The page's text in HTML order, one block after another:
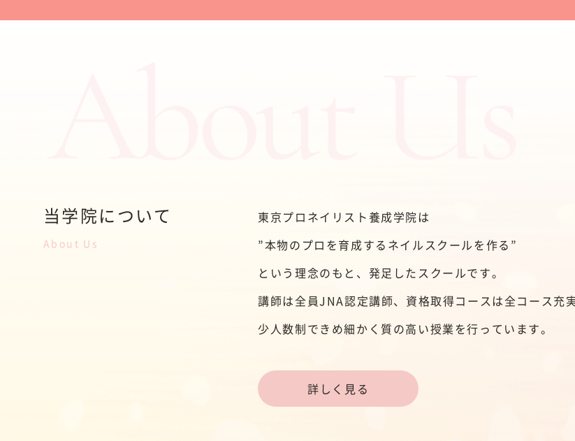
当学院について
About Us
東京プロネイリスト養成学院は
”本物のプロを育成するネイルスクールを作る”
という理念のもと、発足したスクールです。
講師は全員JNA認定講師、資格取得コースは全コース充
少人数制できめ細かく質の高い授業を行っています。
詳しく見る